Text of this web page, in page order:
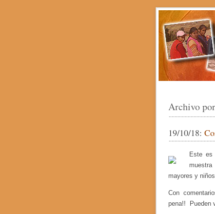
Archivo
19/10/18:
Este es
mayores y
Con
pena!! Pueden